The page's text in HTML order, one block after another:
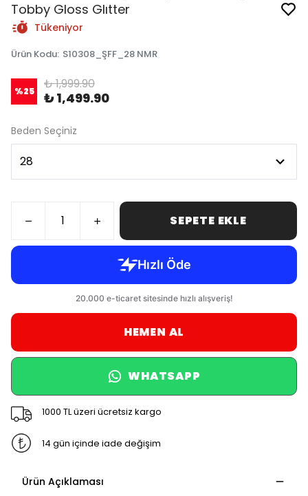
Tobby Gloss Glıtter
Tükeniyor
Ürün Kodu: S10308_ŞFF_28 NMR
%25 ₺ 1,999.90
₺ 1,499.90
Beden Seçiniz
SEPETE EKLE
HEMEN AL
WHATSAPP
1000 TL üzeri ücretsiz kargo
14 gün içinde iade değişim
Ürün Açıklaması